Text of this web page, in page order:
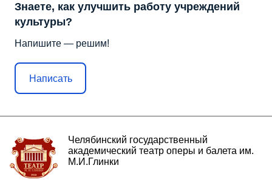
Знаете, как улучшить работу учреждений
культуры?
Напишите — решим!
Написать
Челябинский государственный
академический театр оперы и балета им.
М.И.Глинки